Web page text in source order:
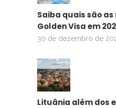
Saiba quais são
Golden Visa em
30 de dezembro de
Lituânia além dos